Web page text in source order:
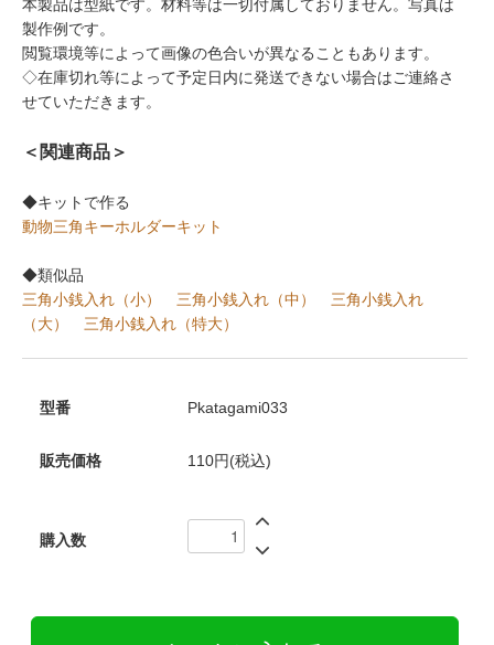
本製品は型紙です。材料等は一切付属しておりません。写真は
製作例です。
閲覧環境等によって画像の色合いが異なることもあります。
◇在庫切れ等によって予定日内に発送できない場合はご連絡さ
せていただきます。
＜関連商品＞
◆キットで作る
動物三角キーホルダーキット
◆類似品
三角小銭入れ（小）
三角小銭入れ（中）
三角小銭入れ
（大）
三角小銭入れ（特大）
型番 Pkatagami033
販売価格 110円(税込)
購入数